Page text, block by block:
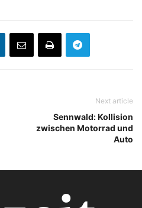
Next article
Sennwald: Kollision
zwischen Motorrad und
Auto